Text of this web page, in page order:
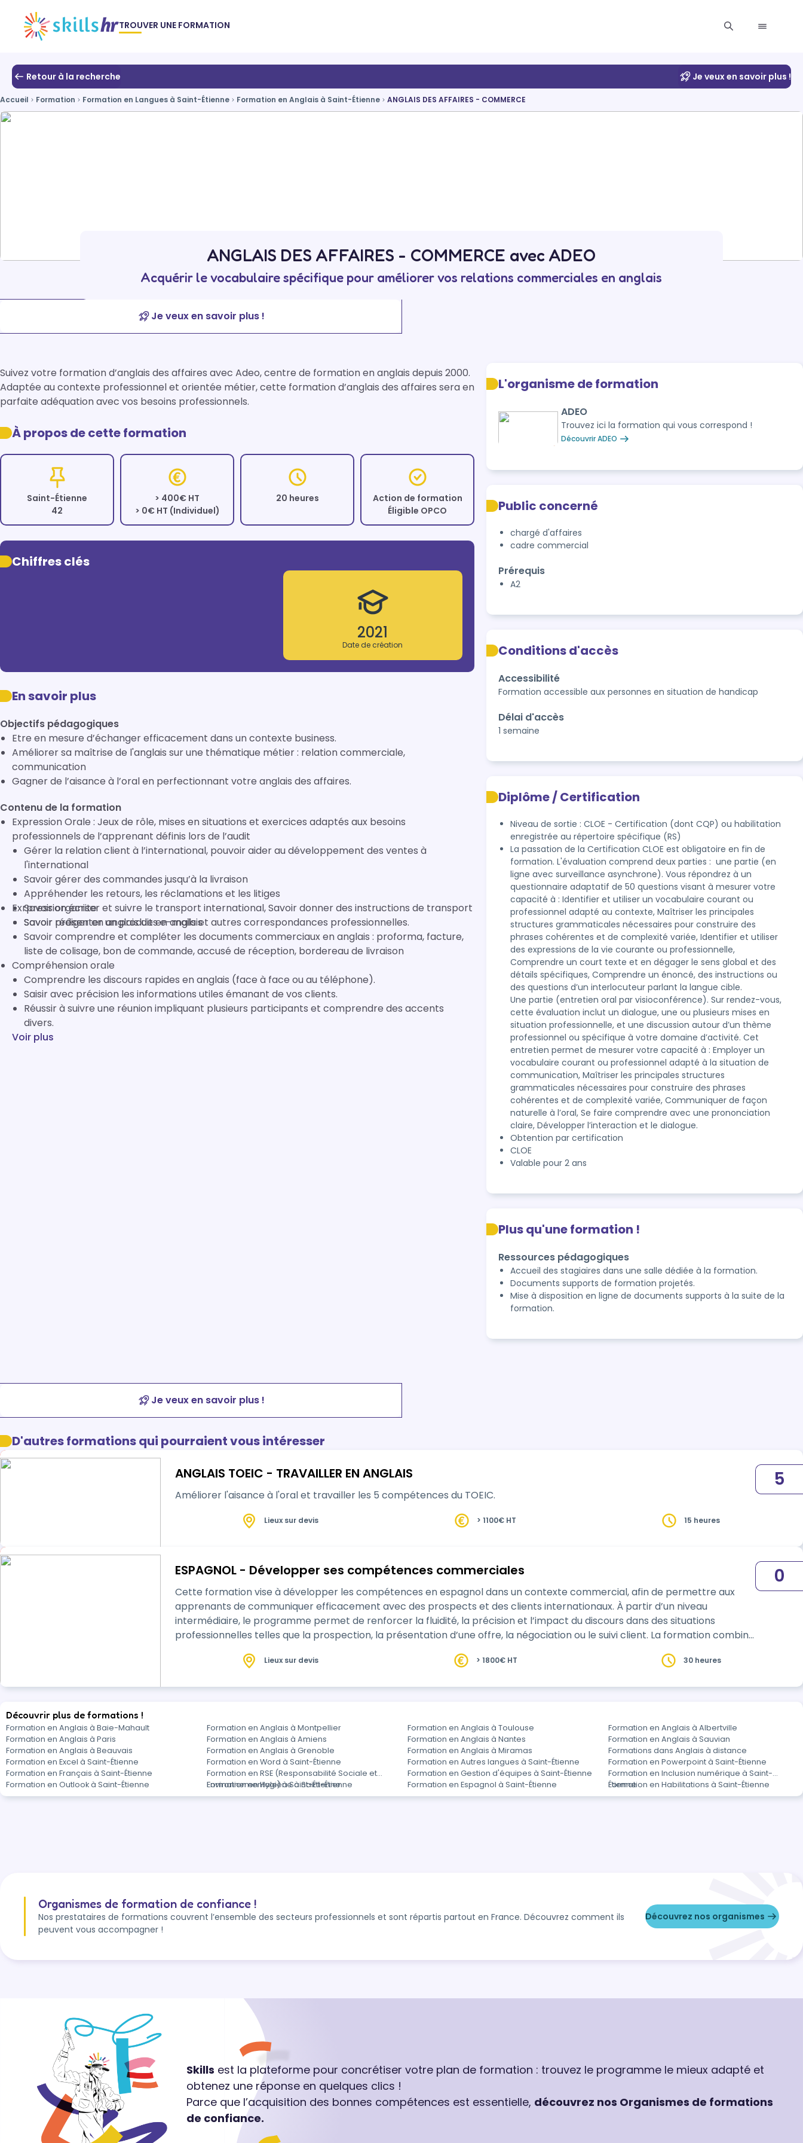
TROUVER UNE FORMATION
Retour à la recherche Je veux en savoir plus !
Accueil Formation Formation en Langues à Saint-Étienne Formation en Anglais à Saint-Étienne ANGLAIS DES AFFAIRES - COMMERCE
ANGLAIS DES AFFAIRES - COMMERCE avec ADEO
Acquérir le vocabulaire spécifique pour améliorer vos relations commerciales en anglais
Je veux en savoir plus !
Suivez votre formation d’anglais des affaires avec Adeo, centre de formation en anglais depuis 2000.
Adaptée au contexte professionnel et orientée métier, cette formation d’anglais des affaires sera en
parfaite adéquation avec vos besoins professionnels.
À propos de cette formation
Saint-Étienne
42
> 400€ HT
> 0€ HT (Individuel)
20 heures
Action de formation
Éligible OPCO
Chiffres clés
2021
Date de création
En savoir plus
Objectifs pédagogiques
Etre en mesure d’échanger efficacement dans un contexte business.
Améliorer sa maîtrise de l'anglais sur une thématique métier : relation commerciale,
communication
Gagner de l’aisance à l’oral en perfectionnant votre anglais des affaires.
Contenu de la formation
Expression Orale : Jeux de rôle, mises en situations et exercices adaptés aux besoins
professionnels de l’apprenant définis lors de l’audit
Gérer la relation client à l’international, pouvoir aider au développement des ventes à
l'international
Savoir gérer des commandes jusqu’à la livraison
Appréhender les retours, les réclamations et les litiges
Savoir organiser et suivre le transport international, Savoir donner des instructions de transport
Savoir présenter un produit en anglais
Exrpression écrite
Savoir rédiger en anglais des e-mails et autres correspondances professionnelles.
Savoir comprendre et compléter les documents commerciaux en anglais : proforma, facture,
liste de colisage, bon de commande, accusé de réception, bordereau de livraison
Compréhension orale
Comprendre les discours rapides en anglais (face à face ou au téléphone).
Saisir avec précision les informations utiles émanant de vos clients.
Réussir à suivre une réunion impliquant plusieurs participants et comprendre des accents
divers.
Voir plus
L'organisme de formation
ADEO
Trouvez ici la formation qui vous correspond !
Découvrir ADEO
Public concerné
chargé d'affaires
cadre commercial
Prérequis
A2
Conditions d'accès
Accessibilité
Formation accessible aux personnes en situation de handicap
Délai d'accès
1 semaine
Diplôme / Certification
Niveau de sortie : CLOE - Certification (dont CQP) ou habilitation
enregistrée au répertoire spécifique (RS)
La passation de la Certification CLOE est obligatoire en fin de
formation. L'évaluation comprend deux parties :  une partie (en
ligne avec surveillance asynchrone). Vous répondrez à un
questionnaire adaptatif de 50 questions visant à mesurer votre
capacité à : Identifier et utiliser un vocabulaire courant ou
professionnel adapté au contexte, Maîtriser les principales
structures grammaticales nécessaires pour construire des
phrases cohérentes et de complexité variée, Identifier et utiliser
des expressions de la vie courante ou professionnelle,
Comprendre un court texte et en dégager le sens global et des
détails spécifiques, Comprendre un énoncé, des instructions ou
des questions d’un interlocuteur parlant la langue cible.
Une partie (entretien oral par visioconférence). Sur rendez-vous,
cette évaluation inclut un dialogue, une ou plusieurs mises en
situation professionnelle, et une discussion autour d’un thème
professionnel ou spécifique à votre domaine d’activité. Cet
entretien permet de mesurer votre capacité à : Employer un
vocabulaire courant ou professionnel adapté à la situation de
communication, Maîtriser les principales structures
grammaticales nécessaires pour construire des phrases
cohérentes et de complexité variée, Communiquer de façon
naturelle à l’oral, Se faire comprendre avec une prononciation
claire, Développer l’interaction et le dialogue.
Obtention par certification
CLOE
Valable pour 2 ans
Plus qu'une formation !
Ressources pédagogiques
Accueil des stagiaires dans une salle dédiée à la formation.
Documents supports de formation projetés.
Mise à disposition en ligne de documents supports à la suite de la
formation.
Je veux en savoir plus !
D'autres formations qui pourraient vous intéresser
ANGLAIS TOEIC - TRAVAILLER EN ANGLAIS
Améliorer l'aisance à l'oral et travailler les 5 compétences du TOEIC.
5
Lieux sur devis > 1100€ HT 15 heures
ESPAGNOL - Développer ses compétences commerciales
Cette formation vise à développer les compétences en espagnol dans un contexte commercial, afin de permettre aux
apprenants de communiquer efficacement avec des prospects et des clients internationaux. À partir d’un niveau
intermédiaire, le programme permet de renforcer la fluidité, la précision et l’impact du discours dans des situations
professionnelles telles que la prospection, la présentation d’une offre, la négociation ou le suivi client. La formation combine
0
Lieux sur devis > 1800€ HT 30 heures
Découvrir plus de formations !
Formation en Anglais à Baie-Mahault Formation en Anglais à Montpellier Formation en Anglais à Toulouse
Formation en Anglais à Albertville
Formation en Anglais à Paris
Formation en Anglais à Amiens Formation en Anglais à Nantes
Formation en Anglais à Sauvian
Formation en Anglais à Beauvais
Formation en Anglais à Grenoble Formation en Anglais à Miramas
Formations dans Anglais à distance
Formation en Excel à Saint-Étienne
Formation en Word à Saint-Étienne Formation en Autres langues à Saint-Étienne
Formation en Powerpoint à Saint-Étienne
Formation en Français à Saint-Étienne
Formation en RSE (Responsabilité Sociale et
Environnementale) à Saint-Étienne
Formation en Gestion d'équipes à Saint-Étienne
Formation en Inclusion numérique à Saint-
Étienne
Formation en Outlook à Saint-Étienne Formation en Hygiène à Saint-Étienne Formation en Espagnol à Saint-Étienne Formation en Habilitations à Saint-Étienne
Organismes de formation de confiance !
Nos prestataires de formations couvrent l’ensemble des secteurs professionnels et sont répartis partout en France. Découvrez comment ils
peuvent vous accompagner !
Découvrez nos organismes
Skills est la plateforme pour concrétiser votre plan de formation : trouvez le programme le mieux adapté et
obtenez une réponse en quelques clics !
Parce que l’acquisition des bonnes compétences est essentielle, découvrez nos Organismes de formations
de confiance.